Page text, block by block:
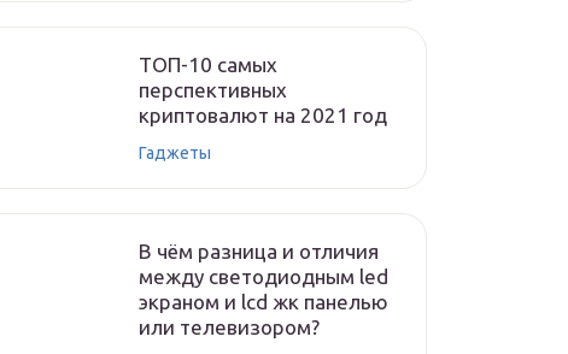
ТОП-10 самых
перспективных
криптовалют на 2021 год
Гаджеты
В чём разница и отличия
между светодиодным led
экраном и lcd жк панелью
или телевизором?